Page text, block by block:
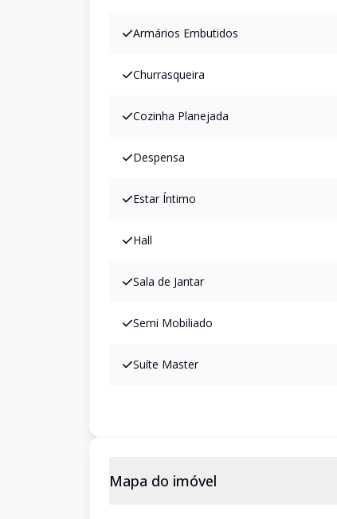
Armários Embutidos
Churrasqueira
Cozinha Planejada
Despensa
Estar Íntimo
Hall
Sala de Jantar
Semi Mobiliado
Suíte Master
Mapa do imóvel